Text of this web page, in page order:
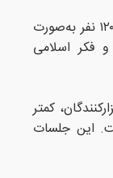
فصل نخست این درس‌گفتارها در سال ۱۴۰۳ و در قالب ۱۴ جلسه برگزار شد که حدود ۱۲۰ نفر به‌صورت
فکر اسلامی
کمتر
این جلسات